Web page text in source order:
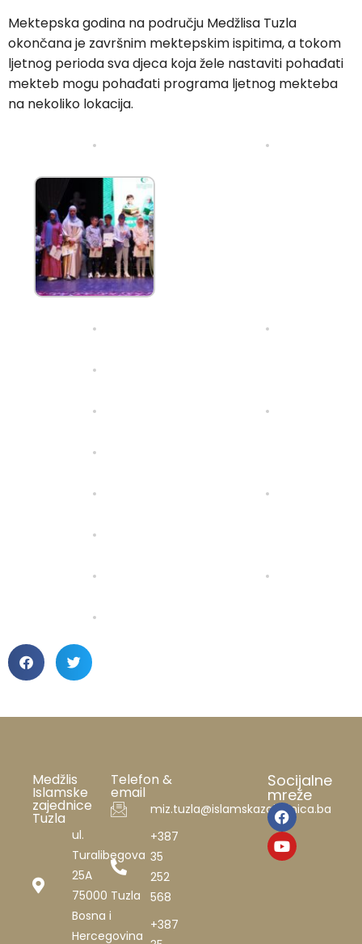
Mektepska godina na području Medžlisa Tuzla
okončana je završnim mektepskim ispitima, a tokom
ljetnog perioda sva djeca koja žele nastaviti pohađati
mekteb mogu pohađati programa ljetnog mekteba
na nekoliko lokacija.
Medžlis
Islamske
zajednice
Tuzla
ul.
Turalibegova
25A
75000 Tuzla
Bosna i
Hercegovina
Telefon &
email
miz.tuzla@islamskazajednica.ba
+387
35
252
568
+387
Socijalne
mreže